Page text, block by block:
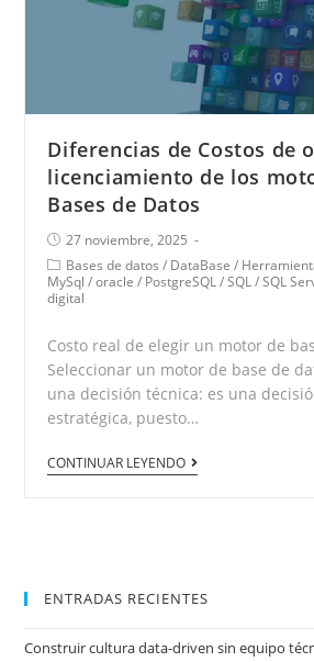
Diferencias de Costos de
licenciamiento de los
Bases de Datos
27 noviembre, 2025
Bases de datos / DataBase /
MySql /oracle / PostgreSQL/SQL/SQL
digital
Costo real de elegir un motor de
Seleccionar un motor de base de
una decisión técnica: es una
estratégica, puesto…
CONTINUAR LEYENDO
ENTRADAS RECIENTES
Construir cultura data-driven sin equipo